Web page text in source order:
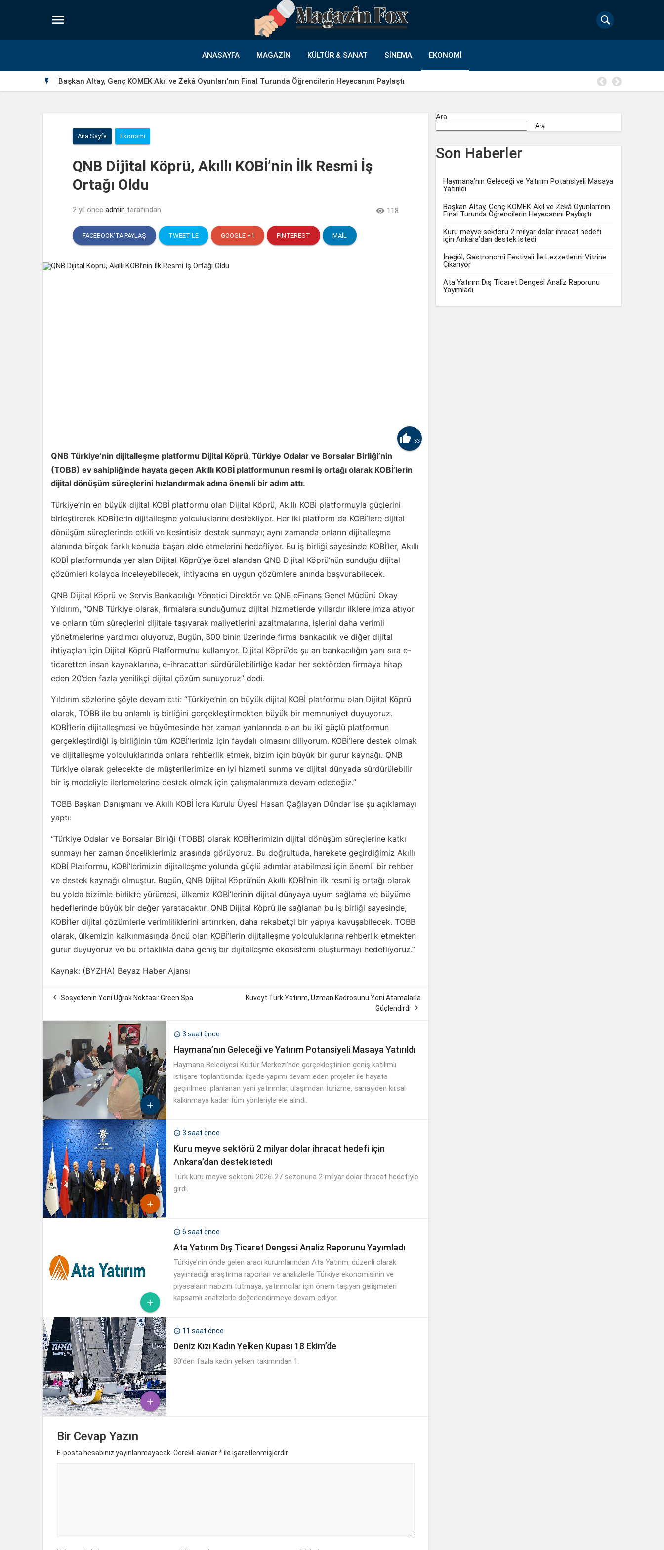

ANASAYFA MAGAZIN KÜLTÜR & SANAT SINEMA EKONOMI
 Başkan Altay, Genç KOMEK Akıl ve Zekâ Oyunları’nın Final Turunda Öğrencilerin Heyecanını Paylaştı
Ana Sayfa Ekonomi
QNB Dijital Köprü, Akıllı KOBİ’nin İlk Resmi İş
Ortağı Oldu
2 yıl önce admin tarafından  118
FACEBOOK'TA PAYLAŞ TWEET'LE GOOGLE +1 PINTEREST MAIL
 33
QNB Türkiye’nin dijitalleşme platformu Dijital Köprü, Türkiye Odalar ve Borsalar Birliği’nin
(TOBB) ev sahipliğinde hayata geçen Akıllı KOBİ platformunun resmi iş ortağı olarak KOBİ’lerin
dijital dönüşüm süreçlerini hızlandırmak adına önemli bir adım attı.
Türkiye’nin en büyük dijital KOBİ platformu olan Dijital Köprü, Akıllı KOBİ platformuyla güçlerini
birleştirerek KOBİ’lerin dijitalleşme yolculuklarını destekliyor. Her iki platform da KOBİ’lere dijital
dönüşüm süreçlerinde etkili ve kesintisiz destek sunmayı; aynı zamanda onların dijitalleşme
alanında birçok farklı konuda başarı elde etmelerini hedefliyor. Bu iş birliği sayesinde KOBİ’ler, Akıllı
KOBİ platformunda yer alan Dijital Köprü’ye özel alandan QNB Dijital Köprü’nün sunduğu dijital
çözümleri kolayca inceleyebilecek, ihtiyacına en uygun çözümlere anında başvurabilecek.
QNB Dijital Köprü ve Servis Bankacılığı Yönetici Direktör ve QNB eFinans Genel Müdürü Okay
Yıldırım, “QNB Türkiye olarak, firmalara sunduğumuz dijital hizmetlerde yıllardır ilklere imza atıyor
ve onların tüm süreçlerini dijitale taşıyarak maliyetlerini azaltmalarına, işlerini daha verimli
yönetmelerine yardımcı oluyoruz, Bugün, 300 binin üzerinde firma bankacılık ve diğer dijital
ihtiyaçları için Dijital Köprü Platformu’nu kullanıyor. Dijital Köprü’de şu an bankacılığın yanı sıra e-
ticaretten insan kaynaklarına, e-ihracattan sürdürülebilirliğe kadar her sektörden firmaya hitap
eden 20’den fazla yenilikçi dijital çözüm sunuyoruz” dedi.
Yıldırım sözlerine şöyle devam etti: “Türkiye’nin en büyük dijital KOBİ platformu olan Dijital Köprü
olarak, TOBB ile bu anlamlı iş birliğini gerçekleştirmekten büyük bir memnuniyet duyuyoruz.
KOBİ’lerin dijitalleşmesi ve büyümesinde her zaman yanlarında olan bu iki güçlü platformun
gerçekleştirdiği iş birliğinin tüm KOBİ’lerimiz için faydalı olmasını diliyorum. KOBİ’lere destek olmak
ve dijitalleşme yolculuklarında onlara rehberlik etmek, bizim için büyük bir gurur kaynağı. QNB
Türkiye olarak gelecekte de müşterilerimize en iyi hizmeti sunma ve dijital dünyada sürdürülebilir
bir iş modeliyle ilerlemelerine destek olmak için çalışmalarımıza devam edeceğiz.”
TOBB Başkan Danışmanı ve Akıllı KOBİ İcra Kurulu Üyesi Hasan Çağlayan Dündar ise şu açıklamayı
yaptı:
“Türkiye Odalar ve Borsalar Birliği (TOBB) olarak KOBİ’lerimizin dijital dönüşüm süreçlerine katkı
sunmayı her zaman önceliklerimiz arasında görüyoruz. Bu doğrultuda, harekete geçirdiğimiz Akıllı
KOBİ Platformu, KOBİ’lerimizin dijitalleşme yolunda güçlü adımlar atabilmesi için önemli bir rehber
ve destek kaynağı olmuştur. Bugün, QNB Dijital Köprü’nün Akıllı KOBİ’nin ilk resmi iş ortağı olarak
bu yolda bizimle birlikte yürümesi, ülkemiz KOBİ’lerinin dijital dünyaya uyum sağlama ve büyüme
hedeflerinde büyük bir değer yaratacaktır. QNB Dijital Köprü ile sağlanan bu iş birliği sayesinde,
KOBİ’ler dijital çözümlerle verimliliklerini artırırken, daha rekabetçi bir yapıya kavuşabilecek. TOBB
olarak, ülkemizin kalkınmasında öncü olan KOBİ’lerin dijitalleşme yolculuklarına rehberlik etmekten
gurur duyuyoruz ve bu ortaklıkla daha geniş bir dijitalleşme ekosistemi oluşturmayı hedefliyoruz.”
Kaynak: (BYZHA) Beyaz Haber Ajansı
 Sosyetenin Yeni Uğrak Noktası: Green Spa
Kuveyt Türk Yatırım, Uzman Kadrosunu Yeni Atamalarla
Güçlendirdi


 3 saat önce
Haymana’nın Geleceği ve Yatırım Potansiyeli Masaya Yatırıldı
Haymana Belediyesi Kültür Merkezi’nde gerçekleştirilen geniş katılımlı
istişare toplantısında; ilçede yapımı devam eden projeler ile hayata
geçirilmesi planlanan yeni yatırımlar, ulaşımdan turizme, sanayiden kırsal
kalkınmaya kadar tüm yönleriyle ele alındı.

 3 saat önce
Kuru meyve sektörü 2 milyar dolar ihracat hedefi için
Ankara’dan destek istedi
Türk kuru meyve sektörü 2026-27 sezonuna 2 milyar dolar ihracat hedefiyle
girdi.

 6 saat önce
Ata Yatırım Dış Ticaret Dengesi Analiz Raporunu Yayımladı
Türkiye’nin önde gelen aracı kurumlarından Ata Yatırım, düzenli olarak
yayımladığı araştırma raporları ve analizlerle Türkiye ekonomisinin ve
piyasaların nabzını tutmaya, yatırımcılar için önem taşıyan gelişmeleri
kapsamlı analizlerle değerlendirmeye devam ediyor.

 11 saat önce
Deniz Kızı Kadın Yelken Kupası 18 Ekim’de
80’den fazla kadın yelken takımından 1.
Bir Cevap Yazın
E-posta hesabınız yayınlanmayacak. Gerekli alanlar*ile işaretlenmişlerdir
Ara
Ara
Son Haberler
Haymana’nın Geleceği ve Yatırım Potansiyeli Masaya
Yatırıldı
Başkan Altay, Genç KOMEK Akıl ve Zekâ Oyunları’nın
Final Turunda Öğrencilerin Heyecanını Paylaştı
Kuru meyve sektörü 2 milyar dolar ihracat hedefi
için Ankara’dan destek istedi
İnegöl, Gastronomi Festivali İle Lezzetlerini Vitrine
Çıkarıyor
Ata Yatırım Dış Ticaret Dengesi Analiz Raporunu
Yayımladı